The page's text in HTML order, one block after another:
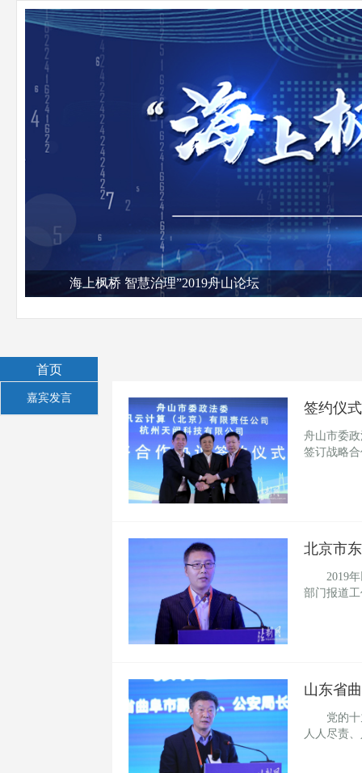
治理”2019舟山论坛
首页
嘉宾发言
签约仪式
舟山市委
签订战略
北京市
2019年
部门报道
山东省
党的十九
人人尽责